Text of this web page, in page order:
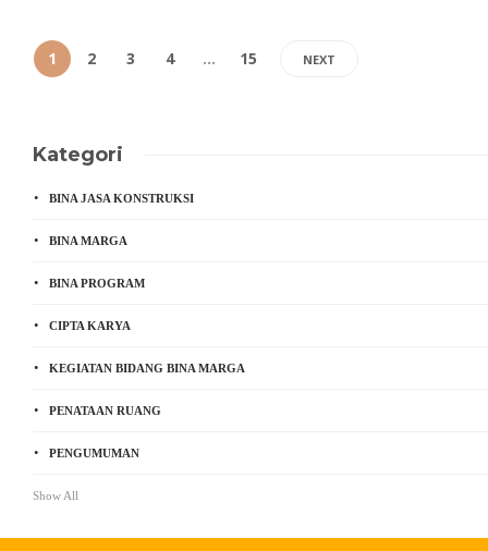
1 2 3 4 … 15 NEXT
Kategori
BINA JASA KONSTRUKSI
BINA MARGA
BINA PROGRAM
CIPTA KARYA
KEGIATAN BIDANG BINA MARGA
PENATAAN RUANG
PENGUMUMAN
Show All